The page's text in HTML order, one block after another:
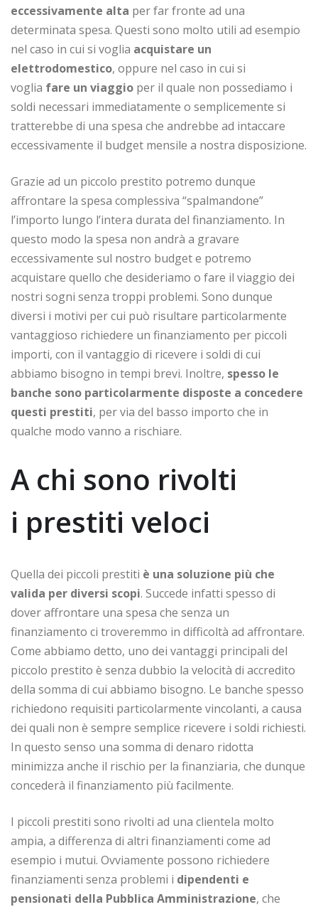
eccessivamente alta per far fronte ad una
determinata spesa. Questi sono molto utili ad esempio
nel caso in cui si voglia acquistare un
elettrodomestico, oppure nel caso in cui si
voglia fare un viaggio per il quale non possediamo i
soldi necessari immediatamente o semplicemente si
tratterebbe di una spesa che andrebbe ad intaccare
eccessivamente il budget mensile a nostra disposizione.
Grazie ad un piccolo prestito potremo dunque
affrontare la spesa complessiva “spalmandone”
l’importo lungo l’intera durata del finanziamento. In
questo modo la spesa non andrà a gravare
eccessivamente sul nostro budget e potremo
acquistare quello che desideriamo o fare il viaggio dei
nostri sogni senza troppi problemi. Sono dunque
diversi i motivi per cui può risultare particolarmente
vantaggioso richiedere un finanziamento per piccoli
importi, con il vantaggio di ricevere i soldi di cui
abbiamo bisogno in tempi brevi. Inoltre, spesso le
banche sono particolarmente disposte a concedere
questi prestiti, per via del basso importo che in
qualche modo vanno a rischiare.
A chi sono rivolti
i prestiti veloci
Quella dei piccoli prestiti è una soluzione più che
valida per diversi scopi. Succede infatti spesso di
dover affrontare una spesa che senza un
finanziamento ci troveremmo in difficoltà ad affrontare.
Come abbiamo detto, uno dei vantaggi principali del
piccolo prestito è senza dubbio la velocità di accredito
della somma di cui abbiamo bisogno. Le banche spesso
richiedono requisiti particolarmente vincolanti, a causa
dei quali non è sempre semplice ricevere i soldi richiesti.
In questo senso una somma di denaro ridotta
minimizza anche il rischio per la finanziaria, che dunque
concederà il finanziamento più facilmente.
I piccoli prestiti sono rivolti ad una clientela molto
ampia, a differenza di altri finanziamenti come ad
esempio i mutui. Ovviamente possono richiedere
finanziamenti senza problemi i dipendenti e
pensionati della Pubblica Amministrazione, che